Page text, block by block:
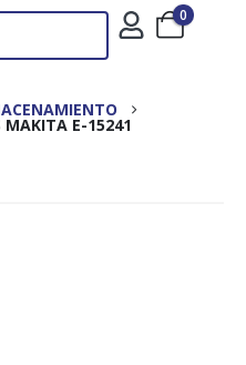
0
MAKITA E-15241